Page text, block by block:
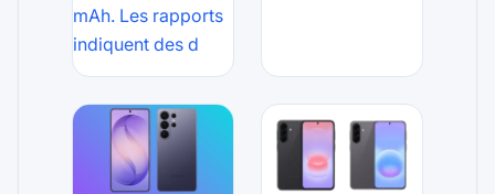
mAh. Les rapports
indiquent des d